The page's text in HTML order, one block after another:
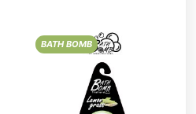
BATH BOMB